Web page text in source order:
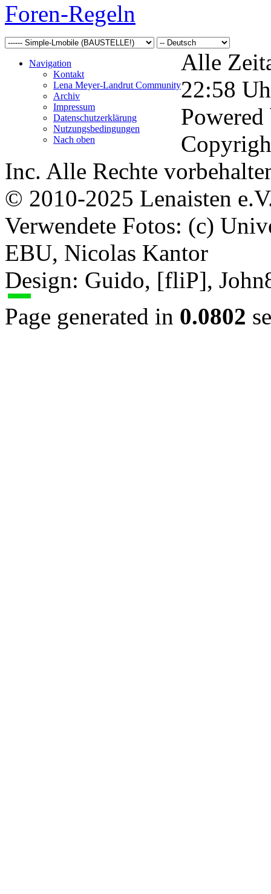
Foren-Regeln
Navigation
Kontakt
Lena Meyer-Landrut Community
Archiv
Impressum
Datenschutzerklärung
Nutzungsbedingungen
Nach oben
Alle
22:58
Inc. Alle Rechte
© 2010-2025 Lenaisten
Verwendete Fotos: (c)
EBU, Nicolas Kantor
Design: Guido, [fliP],
Page generated in 0.0802